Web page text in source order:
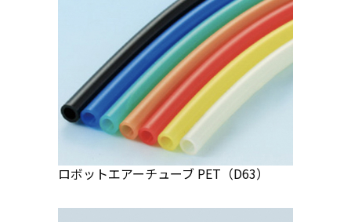
ロボットエアーチューブ PET（D63）